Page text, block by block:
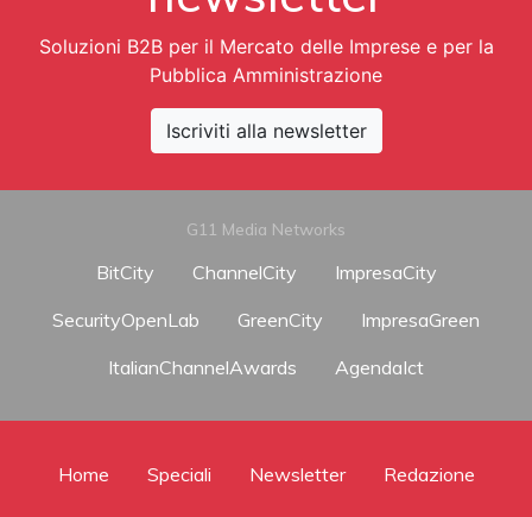
Soluzioni B2B per il Mercato delle Imprese e per la
Pubblica Amministrazione
Iscriviti alla newsletter
G11 Media Networks
BitCity ChannelCity
ImpresaCity
SecurityOpenLab
GreenCity
ImpresaGreen
ItalianChannelAwards
AgendaIct
Home Speciali Newsletter Redazione